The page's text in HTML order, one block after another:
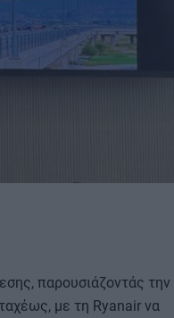
παρουσιάζοντάς την
με τη Ryanair να